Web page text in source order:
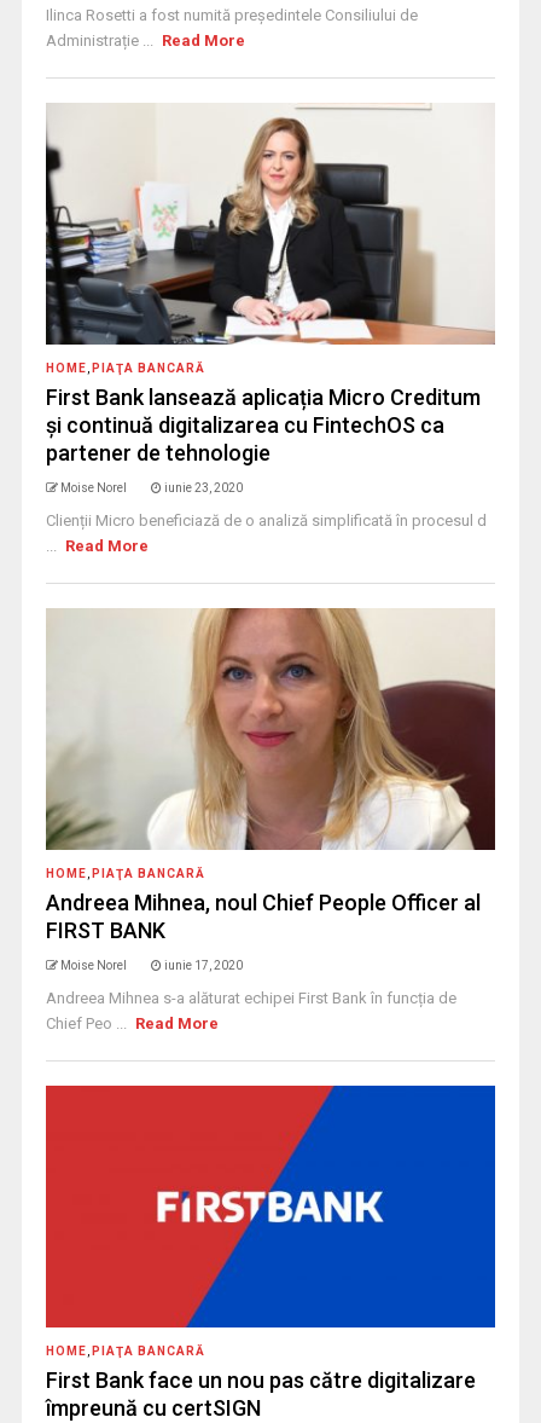
Ilinca Rosetti a fost numită președintele Consiliului de
Administrație ... Read More
HOME PIAŢA BANCARĂ
First Bank lansează aplicația Micro Creditum
și continuă digitalizarea cu FintechOS ca
partener de tehnologie
Moise Norel iunie 23, 2020
Clienții Micro beneficiază de o analiză simplificată în procesul d
... Read More
HOME PIAŢA BANCARĂ
Andreea Mihnea, noul Chief People Officer al
FIRST BANK
Moise Norel iunie 17, 2020
Andreea Mihnea s-a alăturat echipei First Bank în funcția de
Chief Peo ... Read More
HOME PIAŢA BANCARĂ
First Bank face un nou pas către digitalizare
împreună cu certSIGN